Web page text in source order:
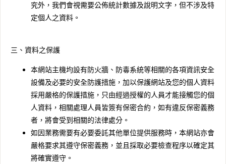
究外，我們會視需要公佈統計數據及說明文字，但不涉及特
定個人之資料。
三、資料之保護
本網站主機均設有防火牆、防毒系統等相關的各項資訊安全
設備及必要的安全防護措施，加以保護網站及您的個人資料
採用嚴格的保護措施，只由經過授權的人員才能接觸您的個
人資料，相關處理人員皆簽有保密合約，如有違反保密義務
者，將會受到相關的法律處分。
如因業務需要有必要委託其他單位提供服務時，本網站亦會
嚴格要求其遵守保密義務，並且採取必要檢查程序以確定其
將確實遵守。